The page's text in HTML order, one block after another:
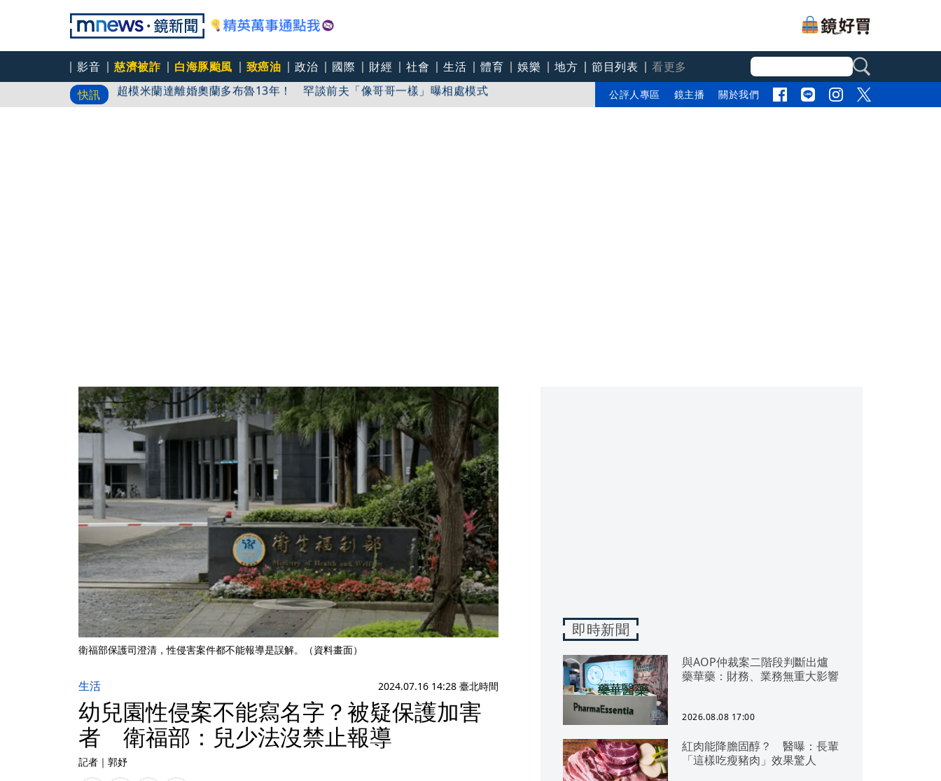
影音 慈濟被詐 白海豚颱風 致癌油 政治 國際 財經 社會 生活 體育 娛樂 地方 節目列表
看更多
快訊
超模米蘭達離婚奧蘭多布魯13年！ 罕談前夫「像哥哥一樣」曝相處模式
文博驚見百萬《龍藏經》 網紅問「有人買嗎」店員回應超出想像
公評人專區 鏡主播 關於我們
衛福部保護司澄清，性侵害案件都不能報導是誤解。（資料畫面）
生活 2024.07.16 14:28 臺北時間
幼兒園性侵案不能寫名字？被疑保護加害
者 衛福部：兒少法沒禁止報導
記者 ｜ 郭妤
即時新聞
與AOP仲裁案二階段判斷出爐
藥華藥：財務、業務無重大影響
2026.08.08 17:00
紅肉能降膽固醇？ 醫曝：長輩
「這樣吃瘦豬肉」效果驚人